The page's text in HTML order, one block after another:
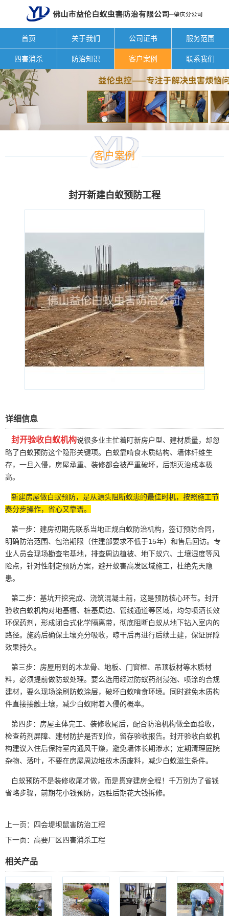
首页 关于我们 公司证书 服务范围
四害消杀 防治知识 客户案例 联系我们
客户案例
封开新建白蚁预防工程
详细信息
封开验收白蚁机构说很多业主忙着盯新房户型、建材质量，却忽
略了白蚁预防这个隐形关键项。白蚁靠啃食木质结构、墙体纤维生
存，一旦入侵，房屋承重、装修都会被严重破坏，后期灭治成本极
高。
新建房屋做白蚁预防，是从源头阻断蚁患的最佳时机，按照施工节
奏分步操作，省心又靠谱。
第一步：建房初期先联系当地正规白蚁防治机构，签订预防合同，
明确防治范围、包治期限（住建部要求不低于15年）和售后回访。 专
业人员会现场勘查宅基地，排查周边植被、地下蚁穴、土壤湿度等风
险点，针对性制定预防方案，避开蚁害高发区域施工，杜绝先天隐
患。
第二步：基坑开挖完成、浇筑混凝土前，这是预防核心环节。封开
验收白蚁机构对地基槽、桩基周边、管线通道等区域，均匀喷洒长效
环保药剂，形成闭合式化学隔离带，彻底阻断白蚁从地下钻入室内的
路径。施药后确保土壤充分吸收，晾干后再进行后续土建，保证屏障
效果持久。
第三步：房屋用到的木龙骨、地板、门窗框、吊顶板材等木质材
料，必须提前做防蚁处理。要么选用经过防蚁药剂浸泡、喷涂的合规
建材，要么现场涂刷防蚁涂层，破坏白蚁啃食环境。同时避免木质构
件直接接触土壤，减少白蚁附着入侵的概率。
第四步：房屋主体完工、装修收尾后，配合防治机构做全面验收，
检查药剂屏障、建材防护是否到位，留存验收报告。封开验收白蚁机
构建议入住后保持室内通风干燥，避免墙体长期渗水；定期清理庭院
杂物、落叶，不要在房屋周边堆放木质废料，减少白蚁滋生条件。
白蚁预防不是装修收尾才做，而是贯穿建房全程！千万别为了省钱
省略步骤，前期花小钱预防，远胜后期花大钱拆修。
上一页：
四会堤坝鼠害防治工程
下一页： 高要厂区四害消杀工程
相关产品